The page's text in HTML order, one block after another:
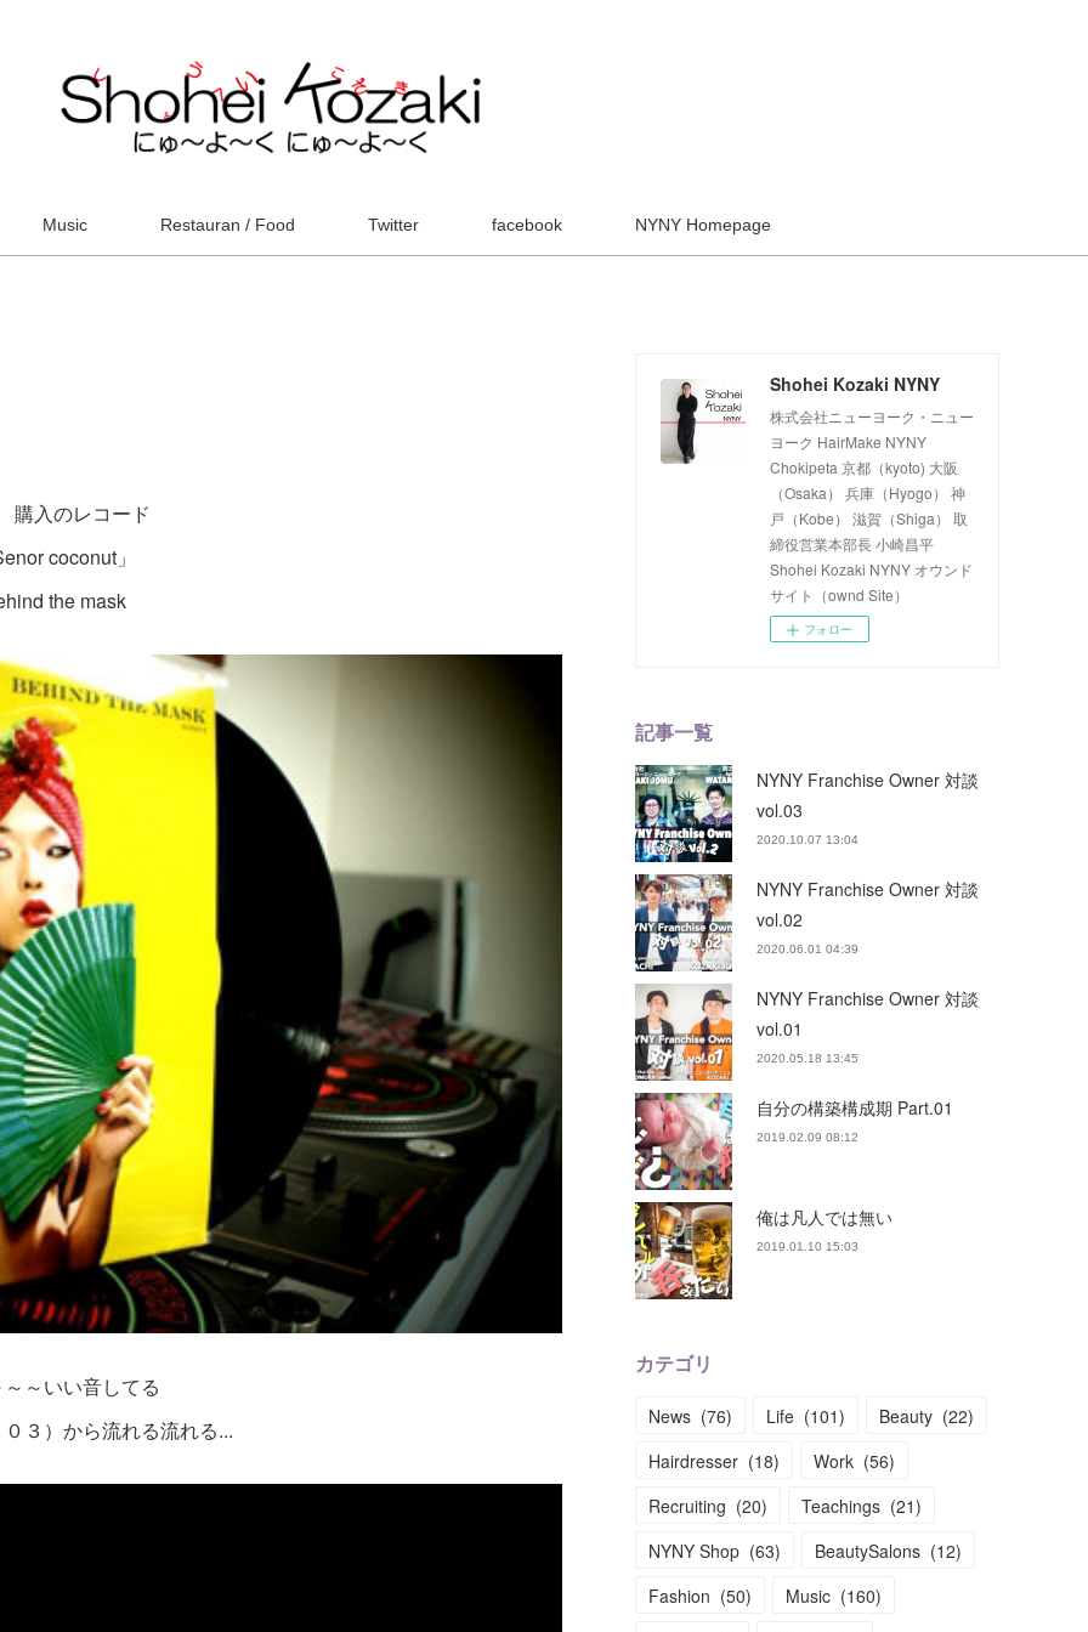
Music Restauran / Food Twitter facebook NYNY Homepage
入のレコード
coconut」
the mask
～いい音してる
３）から流れる流れる...
Shohei Kozaki NYNY
株式会社ニューヨーク・ニュー
ヨーク HairMake NYNY
Chokipeta 京都（kyoto) 大阪
（Osaka） 兵庫（Hyogo） 神
戸（Kobe） 滋賀（Shiga） 取
締役営業本部長 小崎昌平
Shohei Kozaki NYNY オウンド
サイト（ownd Site）
フォロー
記事一覧
NYNY Franchise Owner 対談
vol.03
2020.10.07 13:04
NYNY Franchise Owner 対談
vol.02
2020.06.01 04:39
NYNY Franchise Owner 対談
vol.01
2020.05.18 13:45
自分の構築構成期 Part.01
2019.02.09 08:12
俺は凡人では無い
2019.01.10 15:03
カテゴリ
News (76) Life (101) Beauty (22)
Hairdresser (18) Work (56)
Recruiting (20) Teachings (21)
NYNY Shop (63) BeautySalons (12)
Fashion (50) Music (160)